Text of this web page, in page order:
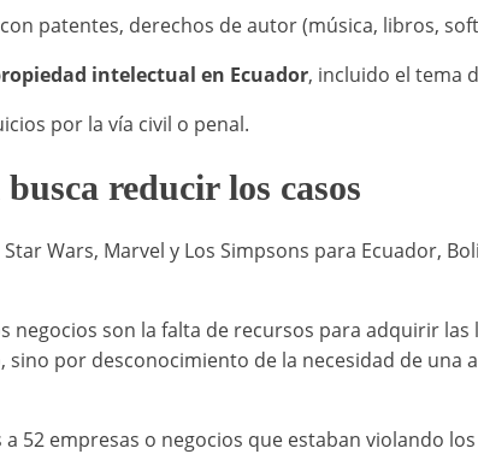
patentes, derechos de autor (música, libros,
intelectual en Ecuador, incluido el tema
por la vía civil o penal.
reducir los casos
Wars, Marvel y Los Simpsons para Ecuador,
son la falta de recursos para adquirir
por desconocimiento de la necesidad de
52 empresas o negocios que estaban violando